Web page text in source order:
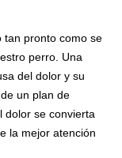
tan pronto como se
perro. Una
del dolor y su
un plan de
dolor se convierta
la mejor atención